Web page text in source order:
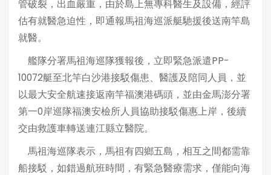
管破裂，出血嚴重，由於島上無專科醫生及設備，經評
估有就醫急迫性，即通報馬祖海巡派艇馳援後送南竿島
就醫。
艦隊分署馬祖海巡隊獲報後，立即緊急派遣PP-
10072艇至北竿白沙港接駁傷患、醫護及陪同人員，並
以最大安全航速接返南竿福澳港碼頭，並由金馬澎分署
第一0岸巡隊福澳安檢所人員協助接駁傷惠上岸，後續
交由救護車轉送連江縣立醫院。
馬祖海巡隊表示，馬祖有四鄉五島，相互之間都需靠
船接駁，如錯過航班時間，有緊急醫療需求，僅能向海